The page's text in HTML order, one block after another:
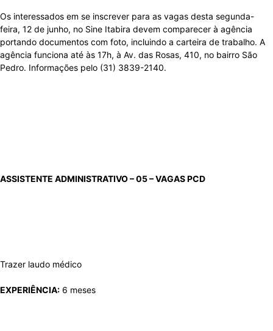
Os interessados em se inscrever para as vagas desta segunda-
feira, 12 de junho, no Sine Itabira devem comparecer à agência
portando documentos com foto, incluindo a carteira de trabalho. A
agência funciona até às 17h, à Av. das Rosas, 410, no bairro São
Pedro. Informações pelo (31) 3839-2140.
ASSISTENTE ADMINISTRATIVO – 05 – VAGASPCD
Trazer laudo médico
EXPERIÊNCIA: 6 meses